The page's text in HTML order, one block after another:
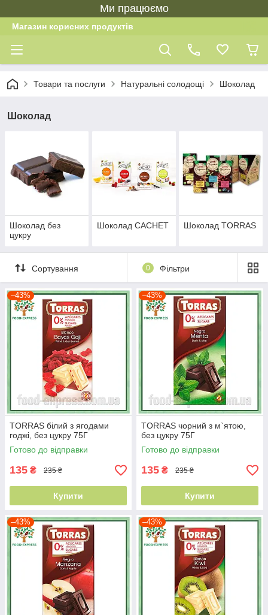
Ми працюємо
Магазин корисних продуктів
Товари та послуги Натуральні солодощі Шоколад
Шоколад
Шоколад без
цукру
Шоколад CACHET Шоколад TORRAS
Сортування 0 Фільтри
–43%
TORRAS білий з ягодами
годжі, без цукру 75Г
Готово до відправки
135 ₴ 235 ₴
Купити
–43%
TORRAS чорний з м`ятою,
без цукру 75Г
Готово до відправки
135 ₴ 235 ₴
Купити
–43% –43%